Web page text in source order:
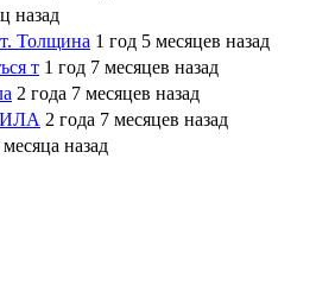
назад
Толщина 1 год 5 месяцев назад
т 1 год 7 месяцев назад
2 года 7 месяцев назад
2 года 7 месяцев назад
назад